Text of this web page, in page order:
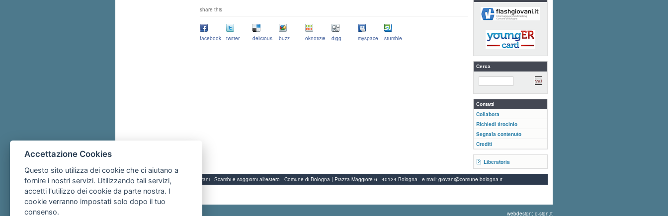
share this
facebook twitter delicious buzz oknotizie digg myspace stumble
Cerca
Contatti
Collabora
Richiedi tirocinio
Segnala contenuto
Crediti
Liberatoria
Servizi per i giovani - Scambi e soggiorni all'estero - Comune di Bologna | Piazza Maggiore 6 - 40124 Bologna - e-mail: giovani@comune.bologna.it
webdesign: d-sign.it
Accettazione Cookies
Questo sito utilizza dei cookie che ci aiutano a
fornire i nostri servizi. Utilizzando tali servizi,
accetti l'utilizzo dei cookie da parte nostra. I
cookie verranno impostati solo dopo il tuo
consenso.